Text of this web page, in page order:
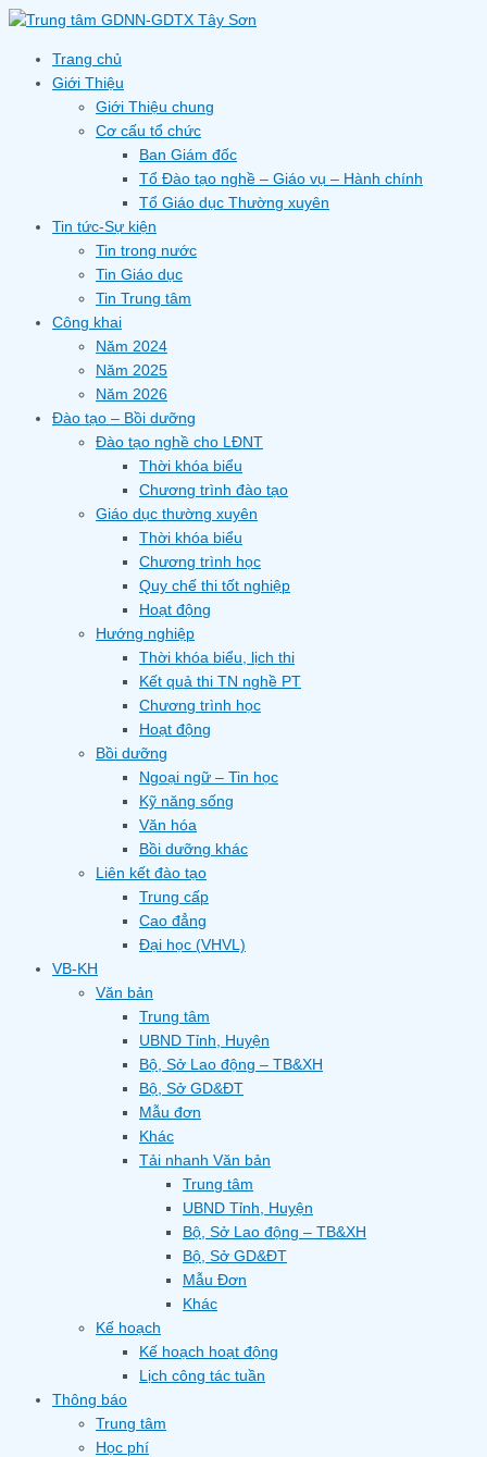
Skip
contentTrang chủ
Giới Thiệu
Giới Thiệu chung
Cơ cấu tổ chức
Ban Giám đốc
Tổ Đào tạo nghề – Giáo vụ – Hành chính
Tổ Giáo dục Thường xuyên
Tin tức-Sự kiện
Tin trong nước
Tin Giáo dục
Tin Trung tâm
Công khai
Năm 2024
Năm 2025
Năm 2026
Đào tạo – Bồi dưỡng
Đào tạo nghề cho LĐNT
Thời khóa biểu
Chương trình đào tạo
Giáo dục thường xuyên
Thời khóa biểu
Chương trình học
Quy chế thi tốt nghiệp
Hoạt động
Hướng nghiệp
Thời khóa biểu, lịch thi
Kết quả thi TN nghề PT
Chương trình học
Hoạt động
Bồi dưỡng
Ngoại ngữ – Tin học
Kỹ năng sống
Văn hóa
Bồi dưỡng khác
Liên kết đào tạo
Trung cấp
Cao đẳng
Đại học (VHVL)
VB-KH
Văn bản
Trung tâm
UBND Tỉnh, Huyện
Bộ, Sở Lao động – TB&XH
Bộ, Sở GD&ĐT
Mẫu đơn
Khác
Tải nhanh Văn bản
Trung tâm
UBND Tỉnh, Huyện
Bộ, Sở Lao động – TB&XH
Bộ, Sở GD&ĐT
Mẫu Đơn
Khác
Kế hoạch
Kế hoạch hoạt động
Lịch công tác tuần
Thông báo
Trung tâm
Học phí